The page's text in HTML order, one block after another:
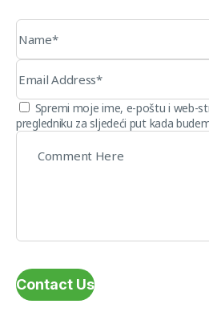
Spremi moje ime, e-poštu i web-
pregledniku za sljedeći put kada
Contact Us